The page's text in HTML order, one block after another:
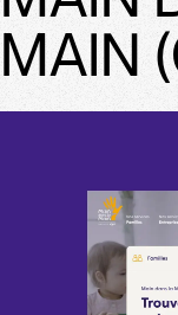
MAIN